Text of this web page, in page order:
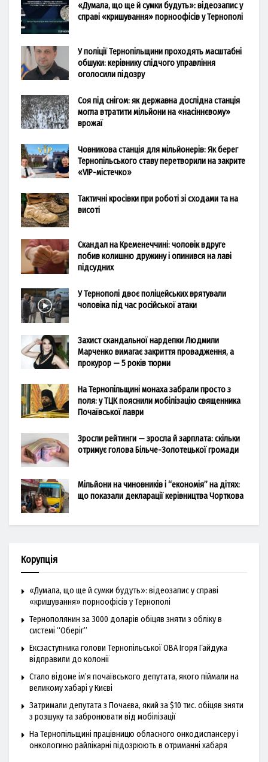
«Думала, що ще й сумки будуть»: відеозапис у
справі «кришування» порноофісів у Тернополі
У поліції Тернопільщини проходять масштабні
обшуки: керівнику слідчого управління
оголосили підозру
Соя під снігом: як державна дослідна станція
могла втратити мільйони на «насіннєвому»
врожаї
Човникова станція для мільйонерів: Як берег
Тернопільського ставу перетворили на закрите
«VIP-містечко»
Тактичні кросівки при роботі зі сходами та на
висоті
Скандал на Кременеччині: чоловік вдруге
побив колишню дружину і опинився на лаві
підсудних
У Тернополі двоє поліцейських врятували
чоловіка під час російської атаки
Захист скандальної нардепки Людмили
Марченко вимагає закриття провадження, а
прокурор — 5 років тюрми
На Тернопільщині монаха забрали просто з
поля: у ТЦК пояснили мобілізацію священника
Почаївської лаври
Зросли рейтинги — зросла й зарплата: скільки
отримує голова Більче-Золотецької громади
Мільйони на чиновників і “економія” на дітях:
що показали декларації керівництва Чорткова
Корупція
«Думала, що ще й сумки будуть»: відеозапис у справі
«кришування» порноофісів у Тернополі
Тернополянин за 3000 доларів обіцяв зняти з обліку в
системі “Оберіг”
Ексзаступника голови Тернопільської ОВА Ігоря Гайдука
відправили до колонії
Стало відоме ім’я почаївського депутата, якого піймали на
великому хабарі у Києві
Затримали депутата з Почаєва, який за $10 тис. обіцяв зняти
з розшуку та забронювати від мобілізації
На Тернопільщині працівницю обласного онкодиспансеру і
онкологиню райлікарні підозрюють в отриманні хабаря